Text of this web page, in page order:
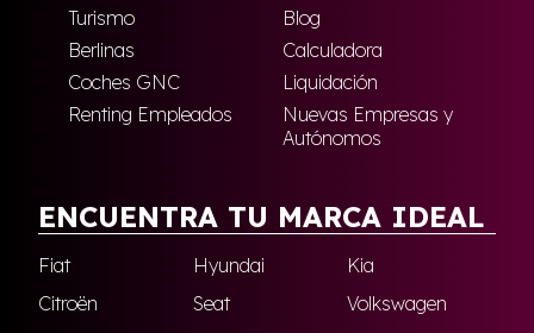
Turismo
Blog
Berlinas
Calculadora
Coches GNC
Liquidación
Renting Empleados
Nuevas Empresas y
Autónomos
ENCUENTRA TU MARCA IDEAL
Fiat Hyundai
Kia
Citroën
Seat
Volkswagen